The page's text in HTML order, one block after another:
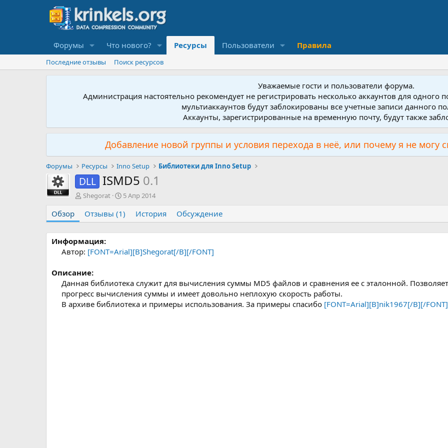
Форумы Что нового? Ресурсы Пользователи Правила
Последние отзывы Поиск ресурсов
Уважаемые гости и пользователи форума.
Администрация настоятельно рекомендует не регистрировать несколько аккаунтов для
мультиаккаунтов будут заблокированы все учетные записи данного
Аккаунты, зарегистрированные на временную почту, будут также
Добавление новой группы и условия перехода в неё, или почему я не могу
Форумы Ресурсы Inno Setup Библиотеки для Inno Setup
DLL ISMD5 0.1
А
т
о
р
Shegorat
Д
т
а
с
з
и
я
5 Апр 2014
Обзор Отзывы (1) История Обсуждение
Информация:
Автор: [FONT=Arial][B]Shegorat[/B][/FONT]
Описание:
Данная библиотека служит для вычисления суммы MD5 файлов и сравнения ее с эталонной.
прогресс вычисления суммы и имеет довольно неплохую скорость работы.
В архиве библиотека и примеры использования. За примеры спасибо [FONT=Arial][B]nik1967[/B][/FONT]